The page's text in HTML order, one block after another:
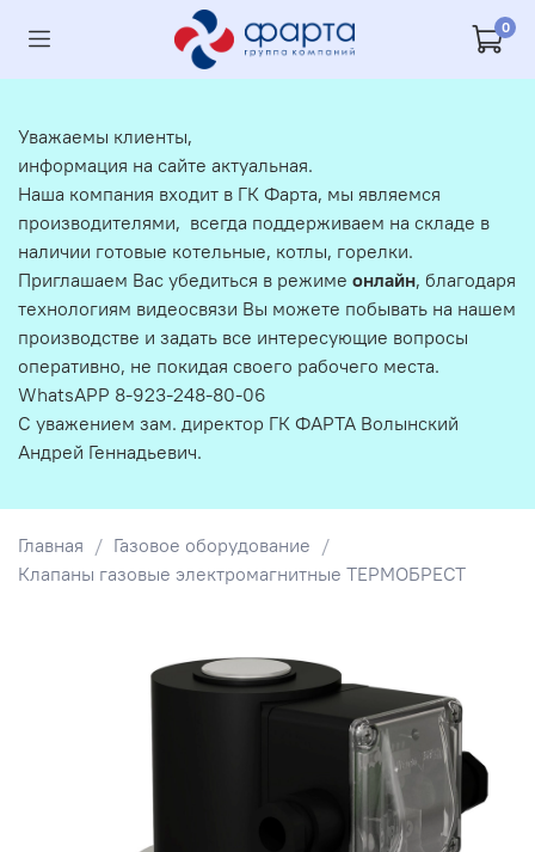
0
Главная
Газовое оборудование
Клапаны газовые электромагнитные ТЕРМОБРЕСТ
Уважаемы клиенты,
информация на сайте актуальная.
Наша компания входит в ГК Фарта, мы являемся
производителями, всегда поддерживаем на складе в
наличии готовые котельные, котлы, горелки.
Приглашаем Вас убедиться в режиме онлайн, благодаря
технологиям видеосвязи Вы можете побывать на нашем
производстве и задать все интересующие вопросы
оперативно, не покидая своего рабочего места.
WhatsAPP 8-923-248-80-06
С уважением зам. директор ГК ФАРТА Волынский
Андрей Геннадьевич.